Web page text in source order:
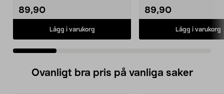
89,90
Lägg i varukorg
89,90
Lägg i varukorg
Ovanligt bra pris på vanliga saker